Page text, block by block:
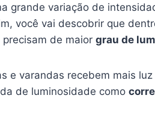
grande variação de
você vai descobrir que
precisam de maior grau de
e varandas recebem mais
de luminosidade como